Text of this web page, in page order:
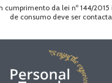
cumprimento da lei nº 144/
de consumo deve ser